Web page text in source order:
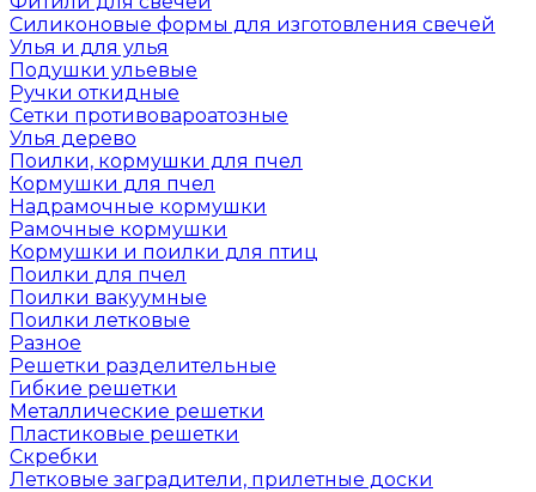
Силиконовые формы для изготовления свечей
Улья и для улья
Подушки ульевые
Ручки откидные
Сетки противовароатозные
Улья дерево
Поилки, кормушки для пчел
Кормушки для пчел
Надрамочные кормушки
Рамочные кормушки
Кормушки и поилки для птиц
Поилки для пчел
Поилки вакуумные
Поилки летковые
Разное
Решетки разделительные
Гибкие решетки
Металлические решетки
Пластиковые решетки
Скребки
Летковые заградители, прилетные доски